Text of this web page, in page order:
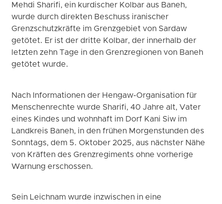
Mehdi Sharifi, ein kurdischer Kolbar aus Baneh,
wurde durch direkten Beschuss iranischer
Grenzschutzkräfte im Grenzgebiet von Sardaw
getötet. Er ist der dritte Kolbar, der innerhalb der
letzten zehn Tage in den Grenzregionen von Baneh
getötet wurde.
Nach Informationen der Hengaw-Organisation für
Menschenrechte wurde Sharifi, 40 Jahre alt, Vater
eines Kindes und wohnhaft im Dorf Kani Siw im
Landkreis Baneh, in den frühen Morgenstunden des
Sonntags, dem 5. Oktober 2025, aus nächster Nähe
von Kräften des Grenzregiments ohne vorherige
Warnung erschossen.
Sein Leichnam wurde inzwischen in eine